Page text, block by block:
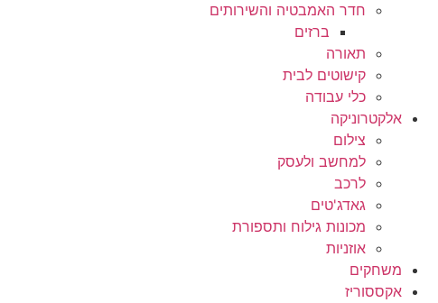
חדר האמבטיה והשירותים
ברזים
תאורה
קישוטים לבית
כלי עבודה
אלקטרוניקה
צילום
למחשב ולעסק
לרכב
גאדג'טים
מכונות גילוח ותספורת
אוזניות
משחקים
אקססוריז